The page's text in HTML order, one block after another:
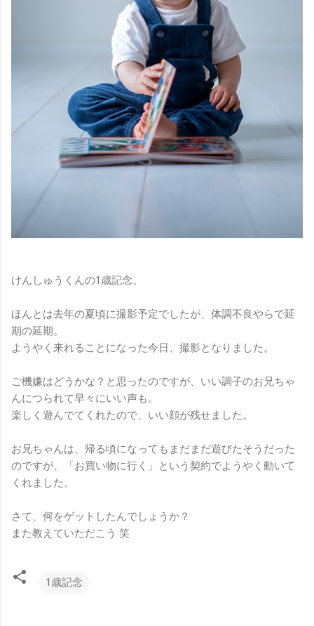
けんしゅうくんの1歳記念。
ほんとは去年の夏頃に撮影予定でしたが、体調不良やらで延
期の延期。
ようやく来れることになった今日、撮影となりました。
ご機嫌はどうかな？と思ったのですが、いい調子のお兄ちゃ
んにつられて早々にいい声も。
楽しく遊んでてくれたので、いい顔が残せました。
お兄ちゃんは、帰る頃になってもまだまだ遊びたそうだった
のですが、「お買い物に行く」という契約でようやく動いて
くれました。
さて、何をゲットしたんでしょうか？
また教えていただこう 笑
1歳記念